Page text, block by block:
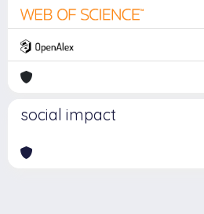
social impact